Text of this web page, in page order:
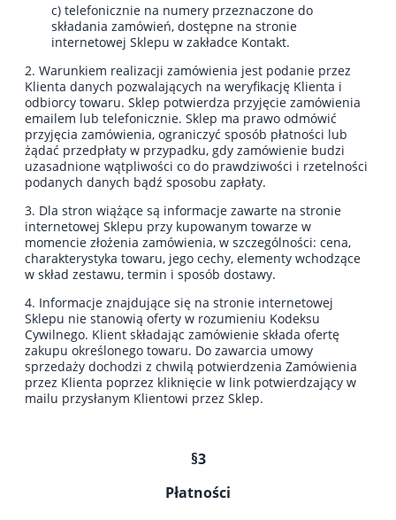
c) telefonicznie na numery przeznaczone do
składania zamówień, dostępne na stronie
internetowej Sklepu w zakładce Kontakt.
2. Warunkiem realizacji zamówienia jest podanie przez
Klienta danych pozwalających na weryfikację Klienta i
odbiorcy towaru. Sklep potwierdza przyjęcie zamówienia
emailem lub telefonicznie. Sklep ma prawo odmówić
przyjęcia zamówienia, ograniczyć sposób płatności lub
żądać przedpłaty w przypadku, gdy zamówienie budzi
uzasadnione wątpliwości co do prawdziwości i rzetelności
podanych danych bądź sposobu zapłaty.
3. Dla stron wiążące są informacje zawarte na stronie
internetowej Sklepu przy kupowanym towarze w
momencie złożenia zamówienia, w szczególności: cena,
charakterystyka towaru, jego cechy, elementy wchodzące
w skład zestawu, termin i sposób dostawy.
4. Informacje znajdujące się na stronie internetowej
Sklepu nie stanowią oferty w rozumieniu Kodeksu
Cywilnego. Klient składając zamówienie składa ofertę
zakupu określonego towaru. Do zawarcia umowy
sprzedaży dochodzi z chwilą potwierdzenia Zamówienia
przez Klienta poprzez kliknięcie w link potwierdzający w
mailu przysłanym Klientowi przez Sklep.
§3
Płatności